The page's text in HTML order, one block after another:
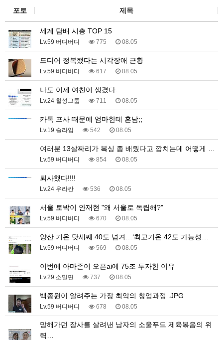
포토 제목
세계 담배 시총 TOP 15
Lv.59 버디버디 775 08.05
드디어 정복했다는 시각장애 근황
Lv.59 버디버디 617 08.05
나도 이제 여친이 생겼다.
Lv.24 칠성그룹 711 08.05
카톡 프사 때문에 엄마한테 혼남;;
Lv.19 슬라임 542 08.05
여러분 13살짜리가 복싱 좀 배웠다고 깝치는데 어떻게 …
Lv.59 버디버디 854 08.05
퇴사했다!!!!
Lv.24 우라칸 536 08.05
서울 토박이 안재현 "왜 서울로 독립해?"
Lv.59 버디버디 670 08.05
양산 기온 닷새째 40도 넘겨…‘최고기온 42도 가능성…
Lv.59 버디버디 569 08.05
이번에 아마존이 오픈ai에 75조 투자한 이유
Lv.29 소밀면 737 08.05
백종원이 알려주는 가장 최악의 창업과정 .JPG
Lv.59 버디버디 678 08.05
망해가던 장사를 살려낸 남자의 소울푸드 제육볶음의 위
력…